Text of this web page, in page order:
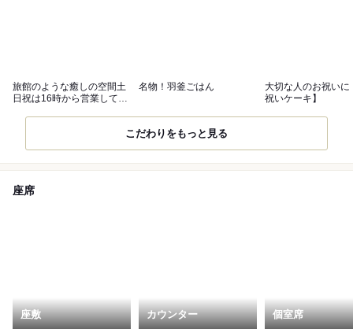
旅館のような癒しの空間土
日祝は16時から営業してお
名物！羽釜ごはん
大切な人のお祝いに
祝いケーキ】
こだわりをもっと見る
座席
座敷 カウンター 個室席